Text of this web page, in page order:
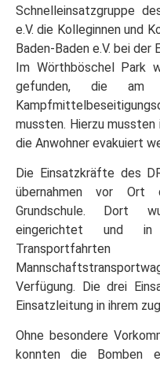
Schnelleinsatzgruppe
e.V. die Kolleginnen und
Baden-Baden e.V. bei der
Im Wörthböschel Park
gefunden, die am
mussten. Hierzu
die Anwohner evakuiert
Die Einsatzkräfte des
übernahmen vor Ort
Grundschule. Dort
eingerichtet und in
Verfügung. Die drei
Einsatzleitung in ihrem
Ohne besondere
konnten die Bomben